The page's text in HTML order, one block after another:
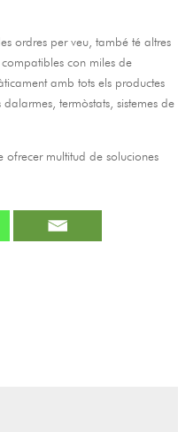
ordres per veu, també té altres
con miles de
amb tots els productes
termòstats, sistemes de
ofrecer multitud de soluciones